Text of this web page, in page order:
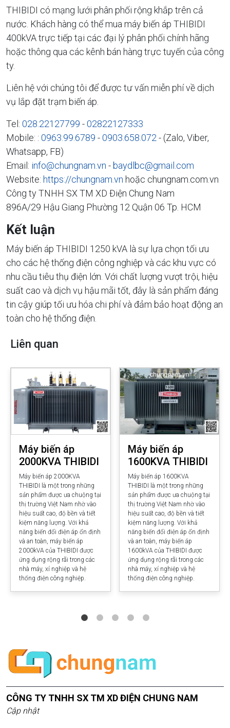
THIBIDI có mạng lưới phân phối rộng khắp trên cả
nước. Khách hàng có thể mua máy biến áp THIBIDI
400kVA trực tiếp tại các đại lý phân phối chính hãng
hoặc thông qua các kênh bán hàng trực tuyến của công
ty.
Liên hệ với chúng tôi để được tư vấn miễn phí về dịch
vụ lắp đặt trạm biến áp.
Tel: 028.22127799 -02822127333
Mobile: : 0963.99.6789 -0903.658.072 - (Zalo, Viber,
Whatsapp, FB)
Email: info@chungnam.vn -baydlbc@gmail.com
Website: https://chungnam.vn hoặc chungnam.com.vn
Công ty TNHH SX TM XD Điện Chung Nam
896A/29 Hậu Giang Phường 12 Quận 06 Tp. HCM
Kết luận
Máy biến áp THIBIDI 1250 kVA là sự lựa chọn tối ưu
cho các hệ thống điện công nghiệp và các khu vực có
nhu cầu tiêu thụ điện lớn. Với chất lượng vượt trội, hiệu
suất cao và dịch vụ hậu mãi tốt, đây là sản phẩm đáng
tin cậy giúp tối ưu hóa chi phí và đảm bảo hoạt động an
toàn cho hệ thống điện.
Liên quan
Máy biến áp
2000KVA THIBIDI
Máy biến áp 2000KVA
THIBIDI là một trong những
sản phẩm được ưa chuộng tại
thị trường Việt Nam nhờ vào
hiệu suất cao, độ bền và tiết
kiệm năng lượng. Với khả
năng biến đổi điện áp ổn định
và an toàn, máy biến áp
2000kVA của THIBIDI được
ứng dụng rộng rãi trong các
nhà máy, xí nghiệp và hệ
thống điện công nghiệp.
Máy biến áp
1600KVA THIBIDI
Máy biến áp 1600KVA
THIBIDI là một trong những
sản phẩm được ưa chuộng tại
thị trường Việt Nam nhờ vào
hiệu suất cao, độ bền và tiết
kiệm năng lượng. Với khả
năng biến đổi điện áp ổn định
và an toàn, máy biến áp
1600kVA của THIBIDI được
ứng dụng rộng rãi trong các
nhà máy, xí nghiệp và hệ
thống điện công nghiệp.
CÔNG TY TNHH SX TM XD ĐIỆN CHUNG NAM
Cập nhật